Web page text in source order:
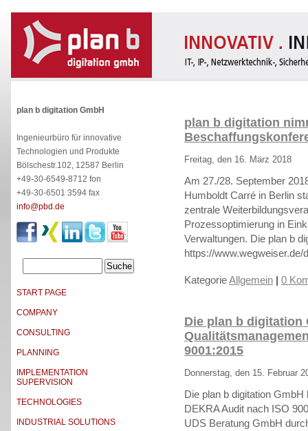
plan b digitation GmbH
Ingenieurbüro für innovative
Technologien und Produkte
Bölschestr.102, 12587 Berlin
+49-30-6549-8712 fon
+49-30-6501 3594 fax
info@pbd.de
START PAGE
COMPANY
CONSULTING
PLANNING
IMPLEMENTATION
SUPERVISION
TECHNOLOGIES
INDUSTRIAL SOLUTIONS
plan b digitation
Freitag, den 16. März 2018
Am 27./28. September
Humboldt Carré in Berlin
zentrale
Prozessoptimierung in
Verwaltungen. Die plan b
https://
KategorieAllgemein | 0
Die plan b digitation
9001:2015
Donnerstag, den 15. Februar
Die plan b digitation
DEKRA Audit nach ISO
UDS Beratung GmbH